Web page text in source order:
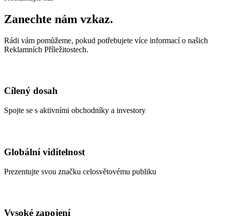
Zanechte nám vzkaz.
Rádi vám pomůžeme, pokud potřebujete více informací o našich
Reklamních Příležitostech.
Cílený dosah
Spojte se s aktivními obchodníky a investory
Globální viditelnost
Prezentujte svou značku celosvětovému publiku
Vysoké zapojení